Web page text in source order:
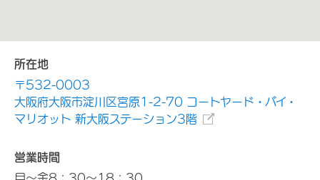
所在地
〒532-0003
大阪府大阪市淀川区宮原1-2-70 コートヤード・バイ・
マリオット 新大阪ステーション3階
営業時間